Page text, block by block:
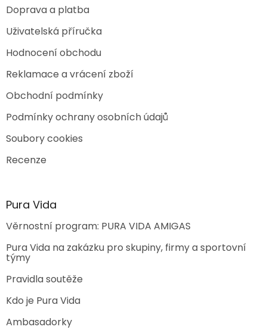
Doprava a platba
Uživatelská příručka
Hodnocení obchodu
Reklamace a vrácení zboží
Obchodní podmínky
Podmínky ochrany osobních údajů
Soubory cookies
Recenze
Pura Vida
Věrnostní program: PURA VIDA AMIGAS
Pura Vida na zakázku pro skupiny, firmy a sportovní
týmy
Pravidla soutěže
Kdo je Pura Vida
Ambasadorky